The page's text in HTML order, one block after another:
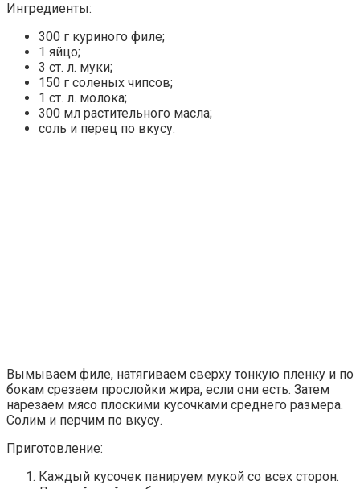
Ингредиенты:
300 г куриного филе;
1 яйцо;
3 ст. л. муки;
150 г соленых чипсов;
1 ст. л. молока;
300 мл растительного масла;
соль и перец по вкусу.
Вымываем филе, натягиваем сверху тонкую пленку и по
бокам срезаем прослойки жира, если они есть. Затем
нарезаем мясо плоскими кусочками среднего размера.
Солим и перчим по вкусу.
Приготовление:
Каждый кусочек панируем мукой со всех сторон.